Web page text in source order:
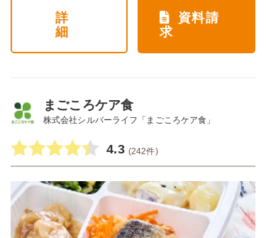
詳
細
資料請
求
まごころケア食
株式会社シルバーライフ「まごころケア食」
4.3 (242件)